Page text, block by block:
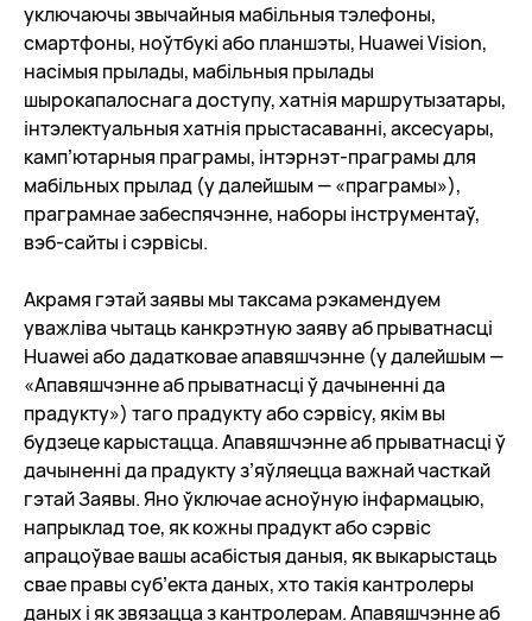
уключаючы звычайныя мабільныя тэлефоны,
смартфоны, ноўтбукі або планшэты, Huawei Vision,
насімыя прылады, мабільныя прылады
шырокапалоснага доступу, хатнія маршрутызатары,
інтэлектуальныя хатнія прыстасаванні, аксесуары,
камп’ютарныя праграмы, інтэрнэт-праграмы для
мабільных прылад (у далейшым — «праграмы»),
праграмнае забеспячэнне, наборы інструментаў,
вэб-сайты і сэрвісы.
Акрамя гэтай заявы мы таксама рэкамендуем
уважліва чытаць канкрэтную заяву аб прыватнасці
Huawei або дадатковае апавяшчэнне (у далейшым —
«Апавяшчэнне аб прыватнасці ў дачыненні да
прадукту») таго прадукту або сэрвісу, якім вы
будзеце карыстацца.Апавяшчэнне аб прыватнасці ў
дачыненні да прадукту з’яўляецца важнай часткай
гэтай Заявы. Яно ўключае асноўную інфармацыю,
напрыклад тое, як кожны прадукт або сэрвіс
апрацоўвае вашы асабістыя даныя, як выкарыстаць
свае правы суб’екта даных, хто такія кантролеры
даных і як звязацца з кантролерам. Апавяшчэнне аб